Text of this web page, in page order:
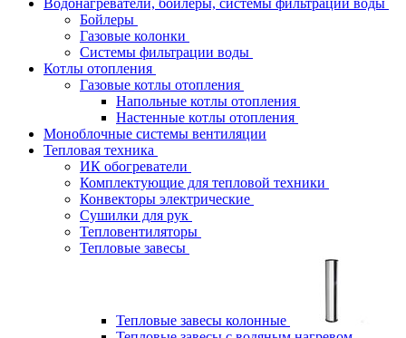
Водонагреватели, бойлеры, системы фильтрации воды
Бойлеры
Газовые колонки
Системы фильтрации воды
Котлы отопления
Газовые котлы отопления
Напольные котлы отопления
Настенные котлы отопления
Моноблочные системы вентиляции
Тепловая техника
ИК обогреватели
Комплектующие для тепловой техники
Конвекторы электрические
Сушилки для рук
Тепловентиляторы
Тепловые завесы
Тепловые завесы колонные